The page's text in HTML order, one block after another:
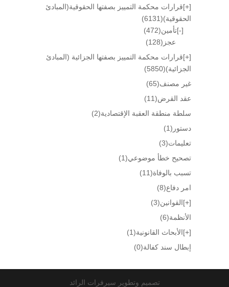
[+]قرارات محكمة التمييز بصفتها الحقوقية(المبادئ
الحقوقية)(6131)
[-]تأمين(472)
عجز (128)
[+]قرارات محكمة التمييز بصفتها الجزائية (المبادئ
الجزائية)(5850)
غير مصنف(65)
عقد القرض(11)
سلطة منطقة العقبة الإقتصادية(2)
دستور (1)
تعليمات(3)
تصحيح خطأ موضوعي(1)
تسبب بالوفاة(11)
امر دفاع(8)
[+]القوانين(3)
الأنظمة(6)
[+]الأبحاث القانونية(1)
إبطال سند كفالة(0)
تصميم وتطوير سيرفرات الرائد